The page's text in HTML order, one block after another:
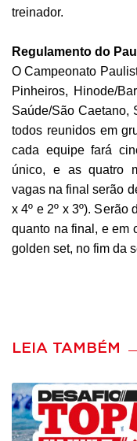
treinador.
Regulamento do
O Campeonato
Pinheiros, Hinode/
Saúde/São Caetano,
todos reunidos em
cada equipe fará
único, e as quatro
vagas na final serão
x 4º e 2º x 3º). Serão
quanto na final, e em
golden set, no fim da
LEIA TAMBÉM